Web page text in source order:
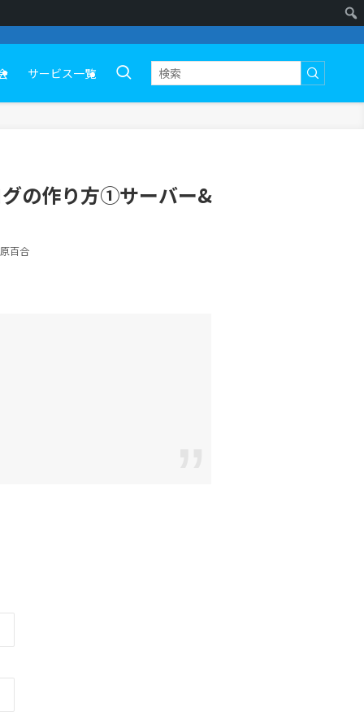
サービス一覧
の作り方①サーバー&
百合